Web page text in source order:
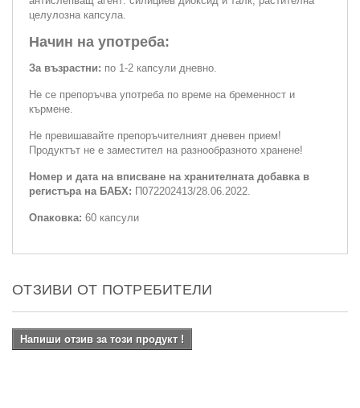
целулозна капсула.
Начин на употреба:
За възрастни: по 1-2 капсули дневно.
Не се препоръчва употреба по време на бременност и
кърмене.
Не превишавайте препоръчителният дневен прием!
Продуктът не е заместител на разнообразното хранене!
Номер и дата на вписване на хранителната добавка в
регистъра на БАБХ: П072202413/28.06.2022.
Опаковка: 60 капсули
ОТЗИВИ ОТ ПОТРЕБИТЕЛИ
Напиши отзив за този продукт !